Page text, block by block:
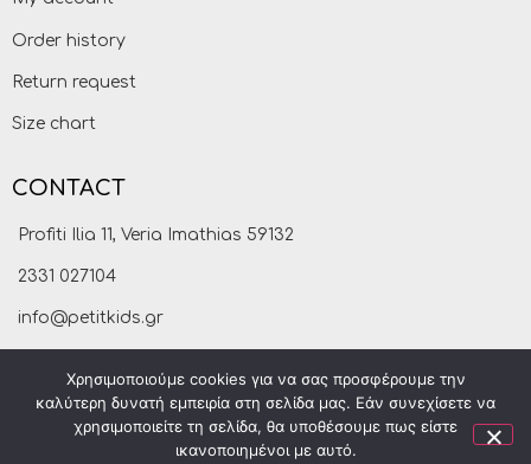
Order history
Return request
Size chart
CONTACT
Profiti Ilia 11, Veria Imathias 59132
2331 027104
info@petitkids.gr
Χρησιμοποιούμε cookies για να σας προσφέρουμε την
καλύτερη δυνατή εμπειρία στη σελίδα μας. Εάν συνεχίσετε να
χρησιμοποιείτε τη σελίδα, θα υποθέσουμε πως είστε
ικανοποιημένοι με αυτό.